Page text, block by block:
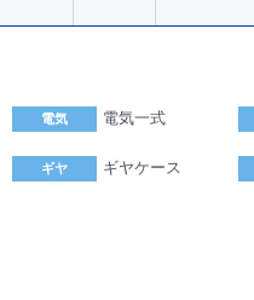
電気 電気一式
ギヤ ギヤケース